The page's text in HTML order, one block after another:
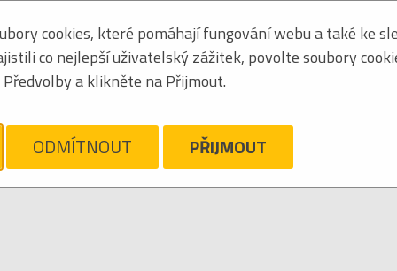
Seřadit podle: jména
výpis
cookies, které pomáhají fungování webu a také ke
co nejlepší uživatelský zážitek, povolte soubory
a klikněte na Přijmout.
ODMÍTNOUT PŘIJMOUT